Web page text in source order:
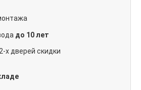
до 10 лет
х дверей скидки